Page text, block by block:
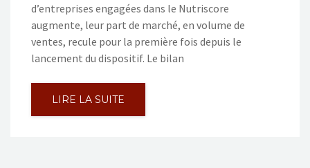
d’entreprises engagées dans le Nutriscore
augmente, leur part de marché, en volume de
ventes, recule pour la première fois depuis le
lancement du dispositif. Le bilan
LIRE LA SUITE